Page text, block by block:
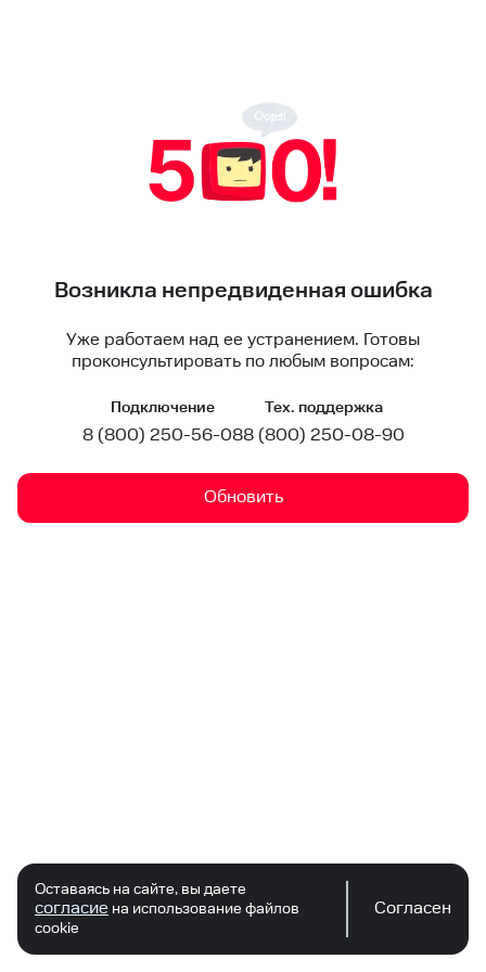
Возникла непредвиденная ошибка
Уже работаем над ее устранением. Готовы
проконсультировать по любым вопросам:
Подключение
8 (800) 250-56-08
Тех. поддержка
8 (800) 250-08-90
Обновить
Оставаясь на сайте, вы даете
согласие на использование файлов
cookie
Согласен